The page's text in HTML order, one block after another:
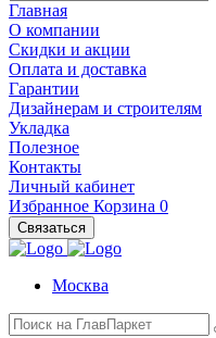
Главная
О компании
Скидки и акции
Оплата и доставка
Гарантии
Дизайнерам и строителям
Укладка
Полезное
Контакты
Личный кабинет
Избранное Корзина 0
Связаться
Москва